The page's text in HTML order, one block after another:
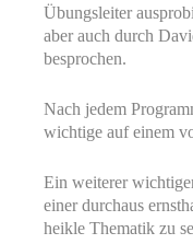
Übungsleiter
aber auch durch
besprochen.
Nach jedem
wichtige auf einem
Ein weiterer
einer durchaus
heikle Thematik zu